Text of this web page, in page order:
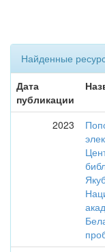
Найденные
Дата
публикации
2023